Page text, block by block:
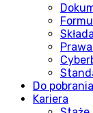
Do pobrania
Kariera